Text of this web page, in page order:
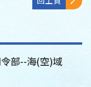
部--海(空)域